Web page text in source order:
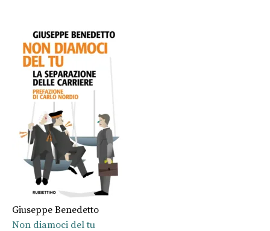
Giuseppe Benedetto
Non diamoci del tu